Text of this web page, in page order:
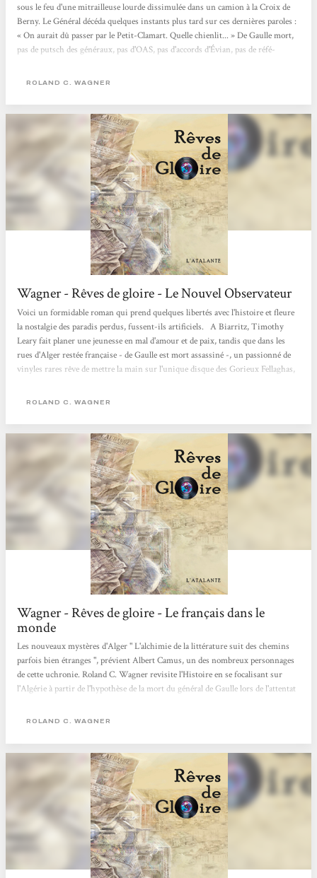
sous le feu d'une mitrail­leuse lourde dissimulée dans un camion à la Croix de
Berny. Le Général décéda quelques instants plus tard sur ces dernières paroles :
« On aurait dû passer par le Petit-Clamart. Quelle chienlit... » De Gaulle mort,
pas de putsch des généraux, pas d'OAS, pas d'accords d'Évian, pas de réfé­
tionneur de disques pour une pièce...
ROLAND C. WAGNER
Wagner - Rêves de gloire - Le Nouvel Observateur
Voici un formidable roman qui prend quelques libertés avec l'histoire et fleure
la nostalgie des paradis perdus, fussent-ils artificiels. A Biarritz, Timothy
Leary fait planer une jeunesse en mal d'amour et de paix, tandis que dans les
rues d'Alger restée française - de Gaulle est mort assassiné -, un passionné de
vinyles rares rêve de mettre la main sur l'unique disque des Gorieux Fellaghas,
amère qui promet de devenir un classique. Philippe Hupp Le Nouvel
ROLAND C. WAGNER
Wagner - Rêves de gloire - Le français dans le
monde
Les nouveaux mystères d'Alger " L'alchimie de la littérature suit des chemins
parfois bien étranges ", prévient Albert Camus, un des nombreux personnages
de cette uchronie. Roland C. Wagner revisite l'Histoire en se focalisant sur
l'Algérie à partir de l'hypothèse de la mort du général de Gaulle lors de l'attentat
communautaires, les expériences mystiques, les conflits militaires et politiques
monde
ROLAND C. WAGNER